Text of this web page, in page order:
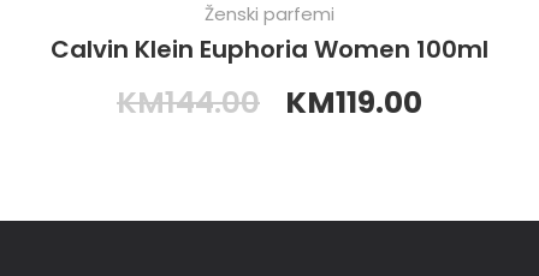
Ženski parfemi
Calvin Klein Euphoria Women 100ml
KM144.00 KM119.00